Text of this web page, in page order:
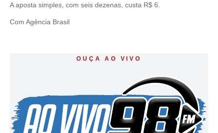
A aposta simples, com seis dezenas, custa R$ 6.
Com Agência Brasil
OUÇA AO VIVO